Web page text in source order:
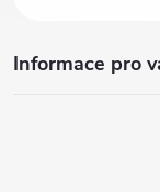
Informace pro